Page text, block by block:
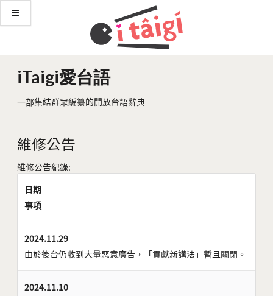
iTaigi愛台語
一部集結群眾編纂的開放台語辭典
維修公告
維修公告紀錄:
日期
事項
2024.11.29
由於後台仍收到大量惡意廣告，「貢獻新講法」暫且關閉。
2024.11.10